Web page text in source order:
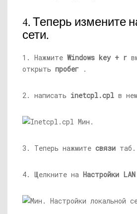
4. Теперь измените
сети.
1. Нажмите Windows key + r
открыть пробег .
2. написать inetcpl.cpl в
3. Теперь нажмите связи таб.
4. Щелкните на Настройки LAN